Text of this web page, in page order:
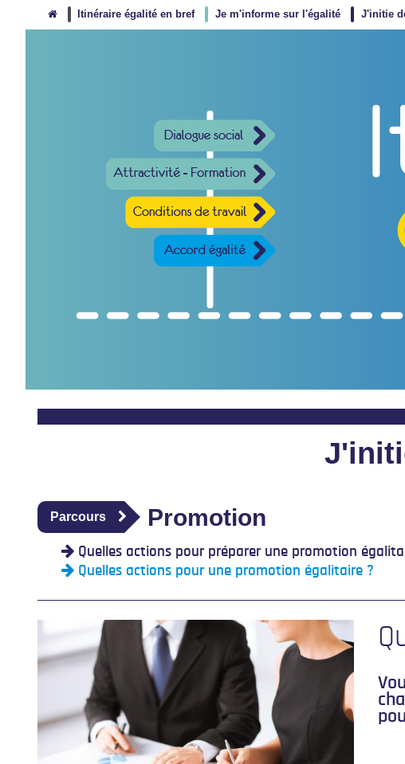
Itinéraire égalité en bref Je m'informe sur l'égalité J'initie
Parcours Promotion
Quelles actions pour préparer une promotion
Quelles actions pour une promotion égalitaire ?